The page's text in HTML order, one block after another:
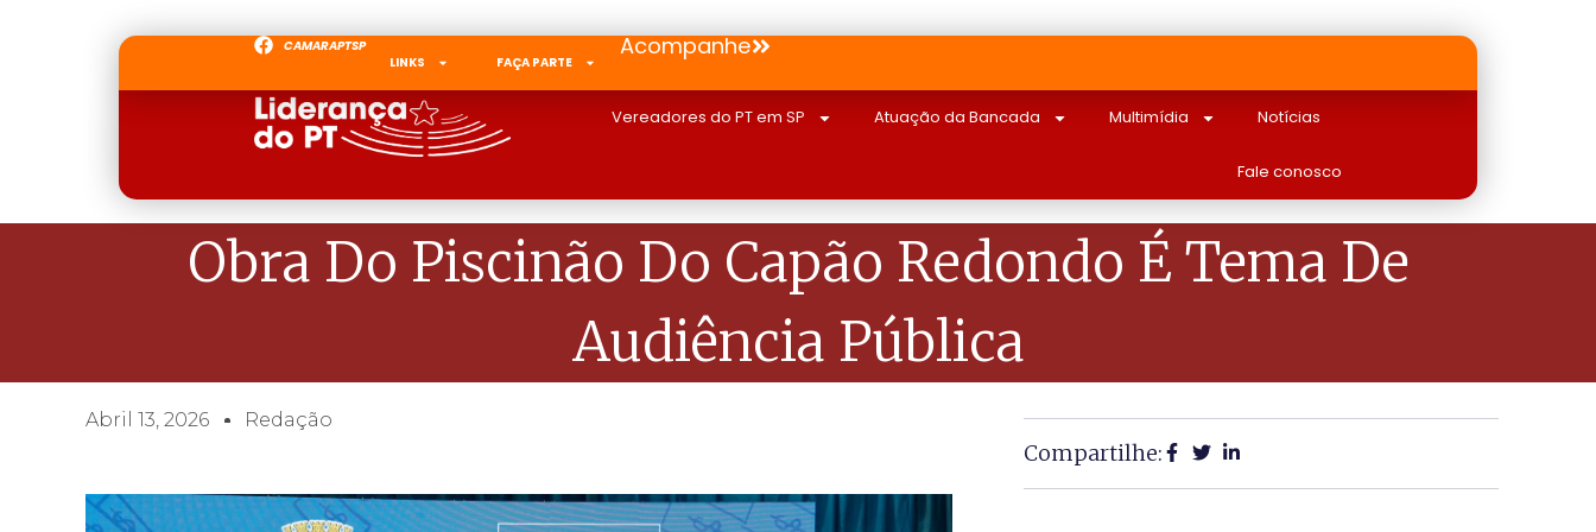
CAMARAPTSP
LINKS
FAÇA PARTE
Acompanhe
Vereadores do PT em SP Atuação da Bancada Multimídia Notícias
Fale conosco
Obra Do Piscinão Do Capão Redondo É Tema De
Audiência Pública
Abril 13, 2026 Redação
Compartilhe: